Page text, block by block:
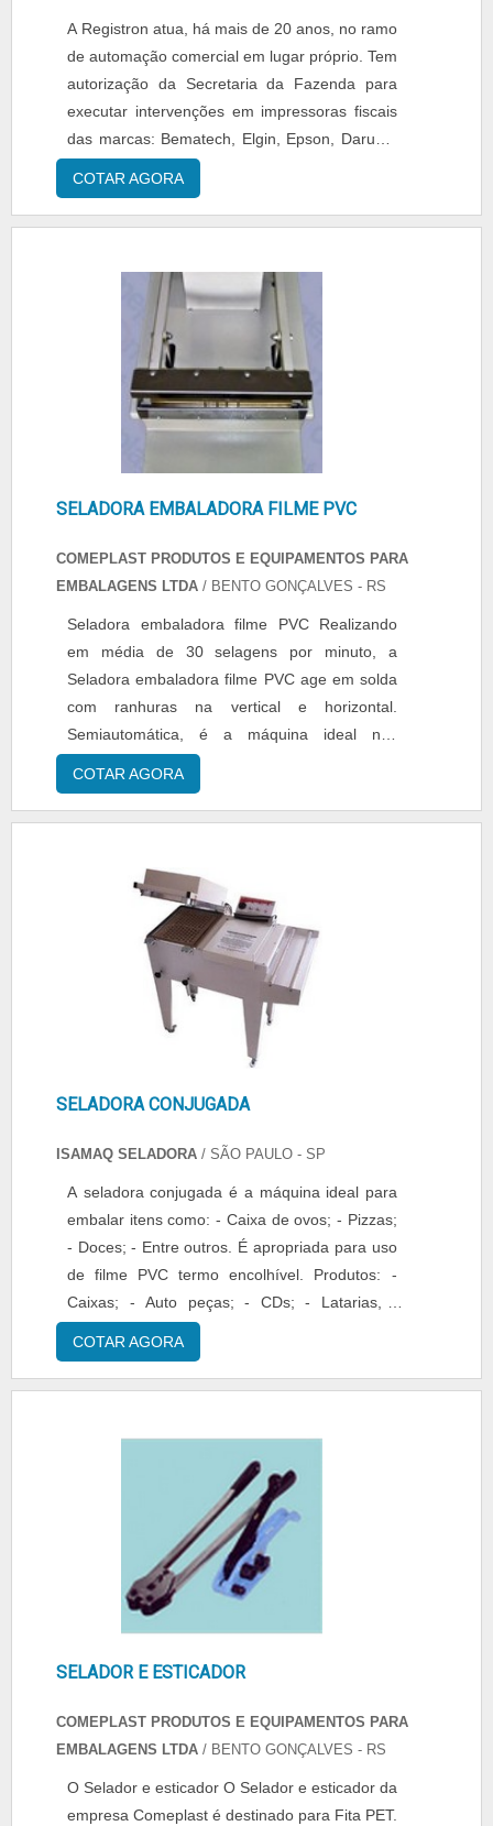
A Registron atua, há mais de 20 anos, no ramo
de automação comercial em lugar próprio. Tem
autorização da Secretaria da Fazenda para
executar intervenções em impressoras fiscais
das marcas: Bematech, Elgin, Epson, Daruma
e outras. Possui também técnicos altamente
capacitados para dar assistência na seladora
faça uma consulta com a empresa e aproveite
para solicitar....
COTAR AGORA
SELADORA EMBALADORA FILME PVC
COMEPLAST PRODUTOS E EQUIPAMENTOS PARA
EMBALAGENS LTDA / BENTO GONÇALVES - RS
Seladora embaladora filme PVC Realizando
em média de 30 selagens por minuto, a
Seladora embaladora filme PVC age em solda
com ranhuras na vertical e horizontal.
Semiautomática, é a máquina ideal nos
processos de aplicação para selagem de
filmes de PVC e também para sacos de PE e
profissional que comanda a operação das
máquinas, acompanhando a agilidade obtida
COTAR AGORA
SELADORA CONJUGADA
ISAMAQ SELADORA / SÃO PAULO - SP
A seladora conjugada é a máquina ideal para
embalar itens como: - Caixa de ovos; - Pizzas;
- Doces; - Entre outros. É apropriada para uso
de filme PVC termo encolhível. Produtos: -
Caixas; - Auto peças; - CDs; - Latarias, -
Brinquedos; - Materiais escolares; - Entre
ambiente. Clique no botão abaixo para solicitar
COTAR AGORA
SELADOR E ESTICADOR
COMEPLAST PRODUTOS E EQUIPAMENTOS PARA
EMBALAGENS LTDA / BENTO GONÇALVES - RS
O Selador e esticador O Selador e esticador da
empresa Comeplast é destinado para Fita PET.